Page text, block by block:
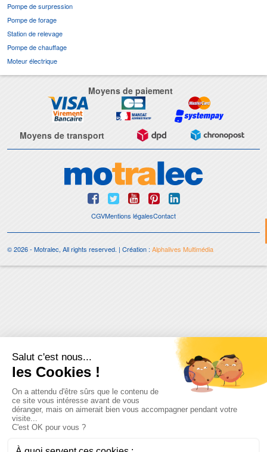
Pompe de surpression
Pompe de forage
Station de relevage
Pompe de chauffage
Moteur électrique
Moyens de paiement
Moyens de transport
CGVMentions légalesContact
© 2026 - Motralec, All rights reserved. | Création : Alphalives Multimédia